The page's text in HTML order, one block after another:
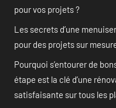
pour vos projets ?
Les secrets d’une
pour des projets sur
Pourquoi s’entourer de
étape est la clé d’une
satisfaisante sur tous les